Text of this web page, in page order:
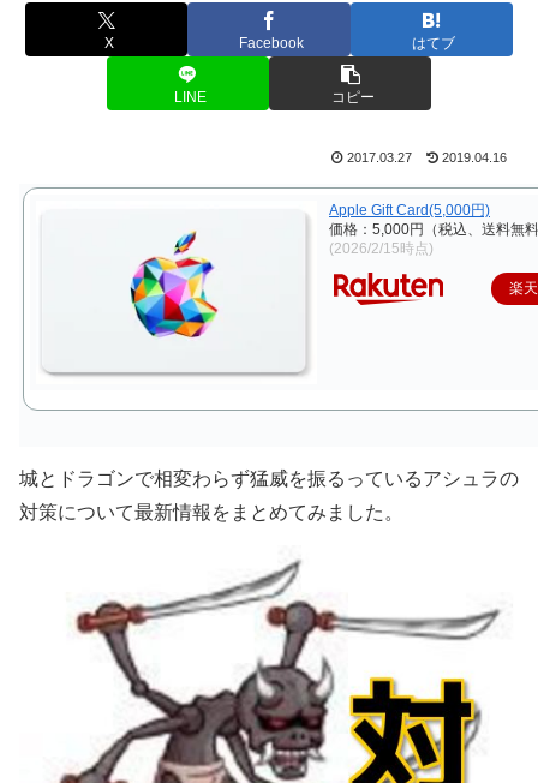
X Facebook はてブ
LINE コピー
2017.03.27 2019.04.16
Apple Gift Card(5,000円)
価格：5,000円（税込、送料無
(2026/2/15時点)
楽
城とドラゴンで相変わらず猛威を振るっているアシュラの
対策について最新情報をまとめてみました。